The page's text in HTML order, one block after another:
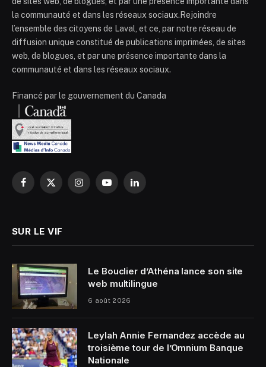
la communauté et dans les réseaux sociaux.Rejoindre
l’ensemble des citoyens de Laval, et ce, par notre réseau de
diffusion unique constitué de publications imprimées, de sites
web, de blogues, et par une présence importante dans la
communauté et dans les réseaux sociaux.
Financé par le gouvernement du Canada
Facebook
X
InstagramYouTubeLinkedIn
SUR LE VIF
Le Bouclier d’Athéna lance son site
web multilingue
6 août 2026
Leylah Annie Fernandez accède au
troisième tour de l’Omnium Banque
Nationale